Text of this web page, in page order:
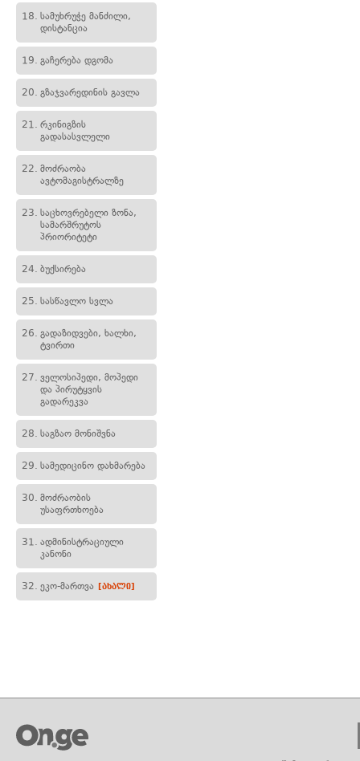
18. სამუხრუჭე მანძილი,
დისტანცია
19. გაჩერება დგომა
20. გზაჯვარედინის გავლა
21. რკინიგზის
გადასასვლელი
22. მოძრაობა
ავტომაგისტრალზე
23. საცხოვრებელი ზონა,
სამარშრუტოს
პრიორიტეტი
24. ბუქსირება
25. სასწავლო სვლა
26. გადაზიდვები, ხალხი,
ტვირთი
27. ველოსიპედი, მოპედი
და პირუტყვის
გადარეკვა
28. საგზაო მონიშვნა
29. სამედიცინო დახმარება
30. მოძრაობის
უსაფრთხოება
31. ადმინისტრაციული
კანონი
32. ეკო-მართვა [ახალი]